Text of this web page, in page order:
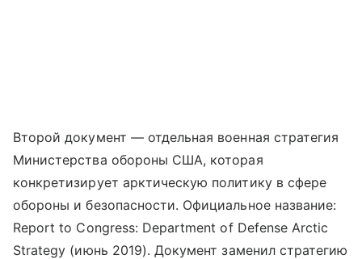
Второй документ — отдельная военная стратегия
Министерства обороны США, которая
конкретизирует арктическую политику в сфере
обороны и безопасности. Официальное название:
Report to Congress: Department of Defense Arctic
Strategy (июнь 2019). Документ заменил стратегию